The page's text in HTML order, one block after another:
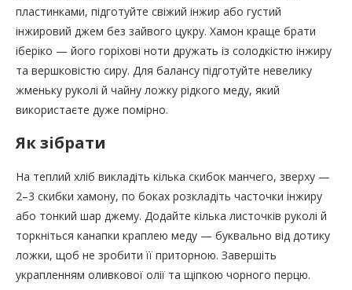
пластинками, підготуйте свіжий інжир або густий
інжировий джем без зайвого цукру. Хамон краще брати
іберіко — його горіхові ноти дружать із солодкістю інжиру
та вершковістю сиру. Для балансу підготуйте невелику
жменьку руколі й чайну ложку рідкого меду, який
використаєте дуже помірно.
Як зібрати
На теплий хліб викладіть кілька скибок манчего, зверху —
2–3 скибки хамону, по боках розкладіть часточки інжиру
або тонкий шар джему. Додайте кілька листочків руколі й
торкніться канапки краплею меду — буквально від дотику
ложки, щоб не зробити її приторною. Завершіть
украпленням оливкової олії та щіпкою чорного перцю.